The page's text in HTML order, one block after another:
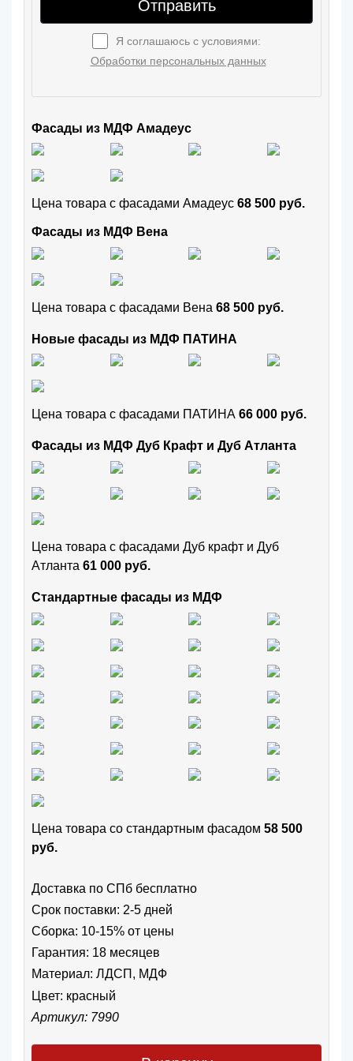
Отправить
Я соглашаюсь с условиями:
Обработки персональных данных
Фасады из МДФ Амадеус
Цена товара с фасадами Амадеус 68 500 руб.
Фасады из МДФ Вена
Цена товара с фасадами Вена 68 500 руб.
Новые фасады из МДФ ПАТИНА
Цена товара с фасадами ПАТИНА 66 000 руб.
Фасады из МДФ Дуб Крафт и Дуб Атланта
Цена товара с фасадами Дуб крафт и Дуб
Атланта 61 000 руб.
Стандартные фасады из МДФ
Цена товара cо стандартным фасадом 58 500
руб.
Доставка по СПб бесплатно
Срок поставки: 2-5 дней
Сборка: 10-15% от цены
Гарантия: 18 месяцев
Материал: ЛДСП, МДФ
Цвет: красный
Артикул: 7990